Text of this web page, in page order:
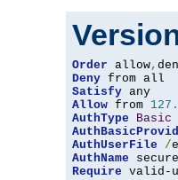
Order allow,
Deny
Satisfy
Allow from
AuthType
Basic
AuthUserFile
/
AuthName
Require valid-